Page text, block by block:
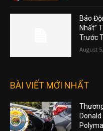
Báo
Nhất”
Trước
August
BÀI VIẾT MỚI NHẤT